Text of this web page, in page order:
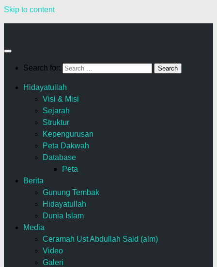
Skip to content
Search for:
Hidayatullah
Visi & Misi
Sejarah
Struktur
Kepengurusan
Peta Dakwah
Database
Peta
Berita
Gunung Tembak
Hidayatullah
Dunia Islam
Media
Ceramah Ust Abdullah Said (alm)
Video
Galeri